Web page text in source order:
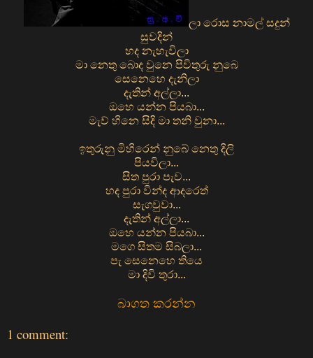
ලා රොස නාමල් සදුන්
සුවදින්
හද නැහැවිලා
මා නෙතු බොද වුනෙ පිවිතුරු නුබෙ
සෙනෙහෙ දැනිලා
දැතින් අල්ලා...
ඔහෙ යන්න පියබා...
මැව් හිනෙ සිදි මා තනි වුනා...
ඉතුරුනු මිහිරෙන් නුබේ නෙතු දිලි
පියවිලා...
සිත පුරා පැව...
හද පුරා වින්ද ආදරෙත්
සැගවුවා...
දැතින් අල්ලා...
ඔහෙ යන්න පියබා...
මගෙ සිතම සිබලා...
පැ සෙනෙහෙ තියෙ
මා දිවි තුරා...
බාගත කරන්න
1 comment: